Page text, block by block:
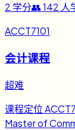
2 学分👥142 人
ACCT7101
会计课程
超难
课程定位
Master of